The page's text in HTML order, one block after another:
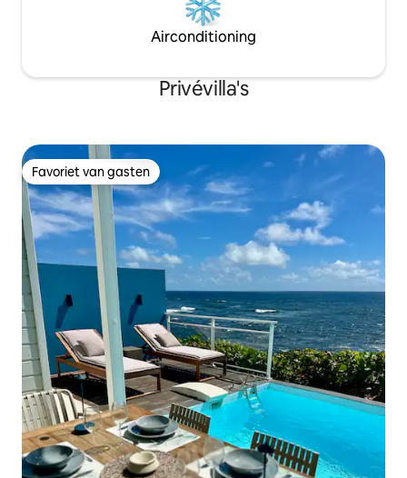
Airconditioning
Privévilla's
Favoriet van gasten
Favoriet van gasten